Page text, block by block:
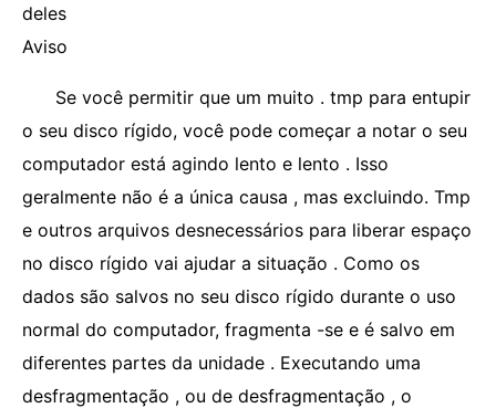
deles
Aviso
Se você permitir que um muito . tmp para entupir
o seu disco rígido, você pode começar a notar o seu
computador está agindo lento e lento . Isso
geralmente não é a única causa , mas excluindo. Tmp
e outros arquivos desnecessários para liberar espaço
no disco rígido vai ajudar a situação . Como os
dados são salvos no seu disco rígido durante o uso
normal do computador, fragmenta -se e é salvo em
diferentes partes da unidade . Executando uma
desfragmentação , ou de desfragmentação , o